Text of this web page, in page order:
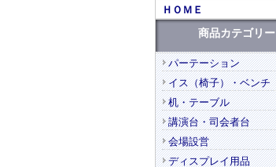
ＨＯＭＥ
商品カテゴリー
パーテーション
イス（椅子）・ベンチ
机・テーブル
講演台・司会者台
会場設営
ディスプレイ用品